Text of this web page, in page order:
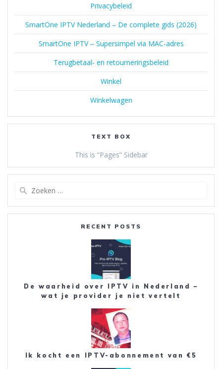
Privacybeleid
SmartOne IPTV Nederland – De complete gids (2026)
SmartOne IPTV – Supersimpel via MAC-adres
Terugbetaal- en retourneringsbeleid
Winkel
Winkelwagen
TEXT BOX
This is “Pages” Sidebar
RECENT POSTS
De waarheid over IPTV in Nederland –
wat je provider je niet vertelt
Ik kocht een IPTV-abonnement van €5